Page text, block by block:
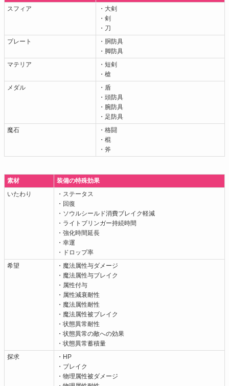
スフィア
・大剣
・剣
・刀
プレート
・胴防具
・脚防具
マテリア
・短剣
・槍
メダル
・盾
・頭防具
・腕防具
・足防具
魔石
・格闘
・棍
・斧
素材
装備の特殊効果
いたわり
・ステータス
・回復
・ソウルシールド消費ブレイク軽減
・ライトブリンガー持続時間
・強化時間延長
・幸運
・ドロップ率
希望
・魔法属性与ダメージ
・魔法属性与ブレイク
・属性付与
・属性減衰耐性
・魔法属性耐性
・魔法属性被ブレイク
・状態異常耐性
・状態異常の敵への効果
・状態異常蓄積量
探求
・HP
・ブレイク
・物理属性被ダメージ